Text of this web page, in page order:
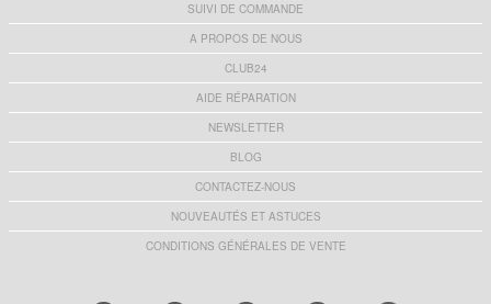
SUIVI DE COMMANDE
A PROPOS DE NOUS
CLUB24
AIDE RÉPARATION
NEWSLETTER
BLOG
CONTACTEZ-NOUS
NOUVEAUTÉS ET ASTUCES
CONDITIONS GÉNÉRALES DE VENTE